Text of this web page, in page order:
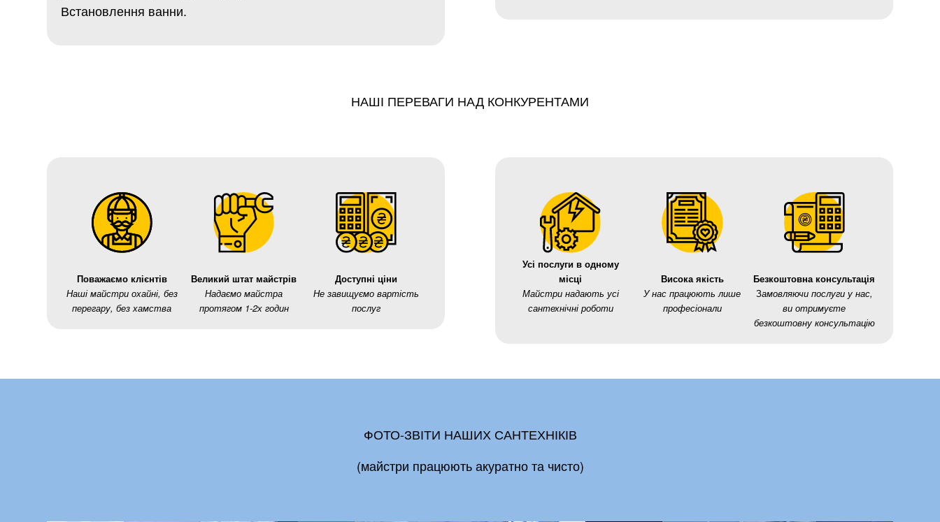
Встановлення ванни.
НАШІ ПЕРЕВАГИ НАД КОНКУРЕНТАМИ
Поважаємо клієнтів
Наші майстри охайні, без
перегару, без хамства
Великий штат майстрів
Надаємо майстра
протягом 1-2х годин
Доступні ціни
Не завищуємо вартість
послуг
Усі послуги в одному
місці
Майстри надають усі
сантехнічні роботи
Висока якість
У нас працюють лише
професіонали
Безкоштовна консультація
Замовляючи послуги у нас,
ви отримуєте
безкоштовну консультацію
ФОТО-ЗВІТИ НАШИХ САНТЕХНІКІВ
(майстри працюють акуратно та чисто)